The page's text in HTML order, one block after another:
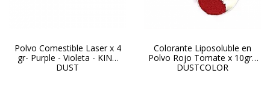
Polvo Comestible Laser x 4
gr- Purple - Violeta - KING
DUST
Colorante Liposoluble en
Polvo Rojo Tomate x 10gr -
DUSTCOLOR